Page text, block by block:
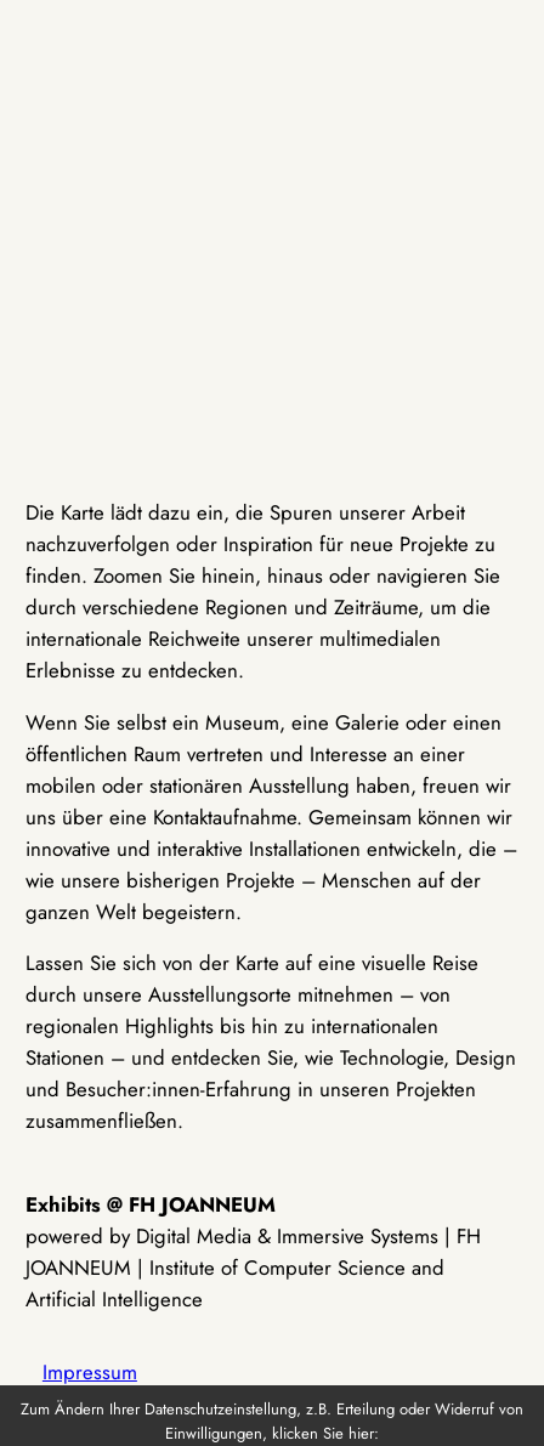
Die Karte lädt dazu ein, die Spuren unserer Arbeit
nachzuverfolgen oder Inspiration für neue Projekte zu
finden. Zoomen Sie hinein, hinaus oder navigieren Sie
durch verschiedene Regionen und Zeiträume, um die
internationale Reichweite unserer multimedialen
Erlebnisse zu entdecken.
Wenn Sie selbst ein Museum, eine Galerie oder einen
öffentlichen Raum vertreten und Interesse an einer
mobilen oder stationären Ausstellung haben, freuen wir
uns über eine Kontaktaufnahme. Gemeinsam können wir
innovative und interaktive Installationen entwickeln, die –
wie unsere bisherigen Projekte – Menschen auf der
ganzen Welt begeistern.
Lassen Sie sich von der Karte auf eine visuelle Reise
durch unsere Ausstellungsorte mitnehmen – von
regionalen Highlights bis hin zu internationalen
Stationen – und entdecken Sie, wie Technologie, Design
und Besucher:innen-Erfahrung in unseren Projekten
zusammenfließen.
Exhibits @ FH JOANNEUM
powered by Digital Media & Immersive Systems | FH
JOANNEUM | Institute of Computer Science and
Artificial Intelligence
Impressum
Zum Ändern Ihrer Datenschutzeinstellung, z.B. Erteilung oder Widerruf von
Einwilligungen, klicken Sie hier: